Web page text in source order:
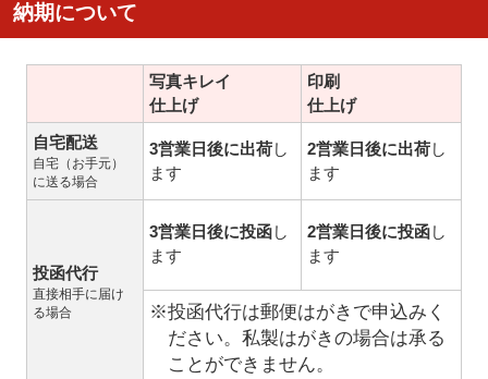
納期について
写真キレイ
仕上げ
印刷
仕上げ
自宅配送
自宅（お手元）
に送る場合
3営業日後に出荷し
ます
2営業日後に出荷し
ます
投函代行
直接相手に届け
る場合
3営業日後に投函し
ます
2営業日後に投函し
ます
※投函代行は郵便はがきで申込みく
ださい。私製はがきの場合は承る
ことができません。